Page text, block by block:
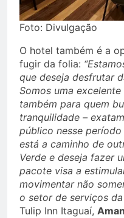
Foto: Divulgação
O hotel também é a
fugir da folia:
que deseja desfrutar
Somos uma
também para quem
tranquilidade –
público nesse
está a caminho de
Verde e deseja fazer
pacote visa a
movimentar não
o setor de serviços da
Tulip Inn Itaguaí,